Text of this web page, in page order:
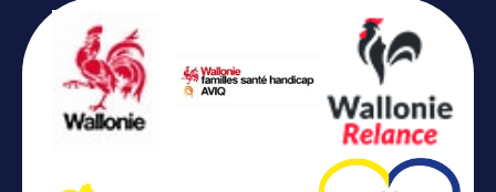
Avec le soutien de ...